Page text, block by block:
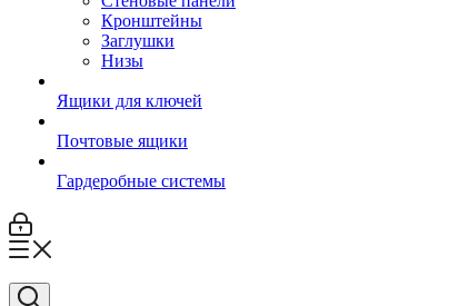
Кронштейны
Заглушки
Низы
Ящики для ключей
Почтовые ящики
Гардеробные системы